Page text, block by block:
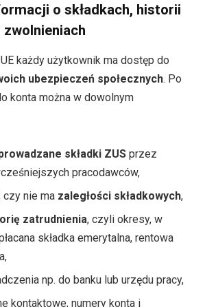
o składkach, historii
każdy użytkownik ma dostęp do
ubezpieczeń społecznych. Po
konta można w dowolnym
składki ZUS przez
pracodawców,
nie ma zaległości składkowych,
zatrudnienia, czyli okresy, w
składka emerytalna, rentowa
np. do banku lub urzędu pracy,
kontaktowe, numery konta i